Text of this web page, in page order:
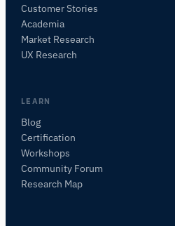
Customer Stories
Academia
Market Research
UX Research
LEARN
Blog
Certification
Workshops
Community Forum
Research Map
Posez des questions sur